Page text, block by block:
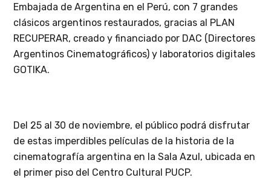
Embajada de Argentina en el Perú, con 7 grandes
clásicos argentinos restaurados, gracias al PLAN
RECUPERAR, creado y financiado por DAC (Directores
Argentinos Cinematográficos) y laboratorios digitales
GOTIKA.
Del 25 al 30 de noviembre, el público podrá disfrutar
de estas imperdibles películas de la historia de la
cinematografía argentina en la Sala Azul, ubicada en
el primer piso del Centro Cultural PUCP.